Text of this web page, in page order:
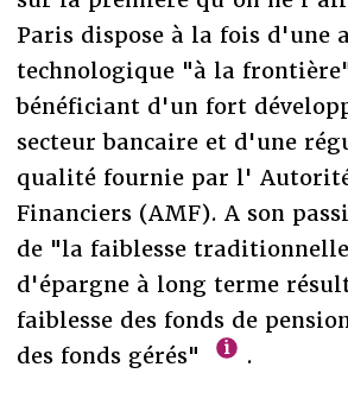
Paris dispose à la fois d'une
technologique "à la
bénéficiant d'un fort
secteur bancaire et d'une
qualité fournie par l'
Financiers (AMF). A son
de "la faiblesse
d'épargne à long terme
faiblesse des fonds de
des fonds gérés"
.